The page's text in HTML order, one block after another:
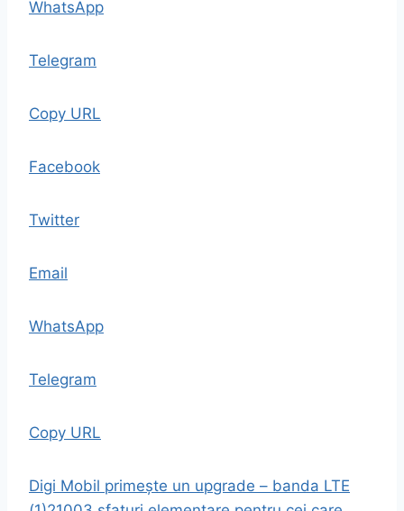
WhatsApp
Telegram
Copy URL
Facebook
Twitter
Email
WhatsApp
Telegram
Copy URL
Digi Mobil primește un upgrade – banda LTE